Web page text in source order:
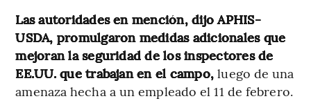
Las autoridades en mención, dijo APHIS-
USDA, promulgaron medidas adicionales que
mejoran la seguridad de los inspectores de
EE.UU. que trabajan en el campo,luego de una
amenaza hecha a un empleado el 11 de febrero.